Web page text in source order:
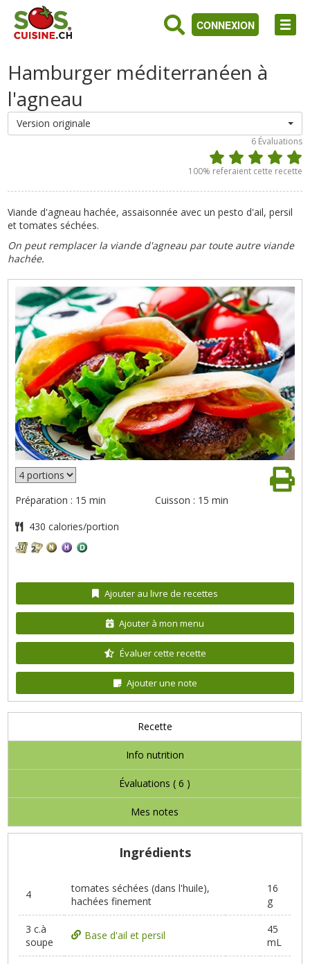
CONNEXION
Hamburger méditerranéen à
l'agneau
Version originale
6 Évaluations
100% referaient cette recette
Viande d'agneau hachée, assaisonnée avec un pesto d'ail, persil
et tomates séchées.
On peut remplacer la viande d'agneau par toute autre viande
hachée.
Préparation : 15 min Cuisson : 15 min
430 calories/portion
Ajouter au livre de recettes
Ajouter à mon menu
Évaluer cette recette
Ajouter une note
Recette
Info nutrition
Évaluations (6 )
Mes notes
Ingrédients
4
tomates séchées (dans l'huile),
hachées finement
16
g
3 c.à
soupe
Base d'ail et persil
45
mL